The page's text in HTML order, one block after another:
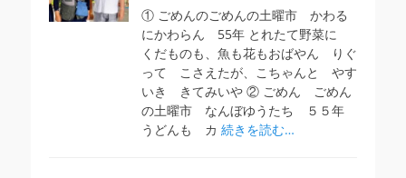
日
者
① ごめんのごめんの土曜市 かわる
にかわらん 55年 とれたて野菜に
くだものも、魚も花もおばやん りぐ
って こさえたが、こちゃんと やす
いき きてみいや ② ごめん ごめん
の土曜市 なんぼゆうたち ５５年
うどんも カ 続きを読む…